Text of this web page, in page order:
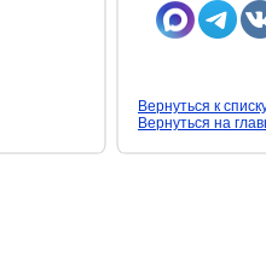
Вернуться к
Вернуться на